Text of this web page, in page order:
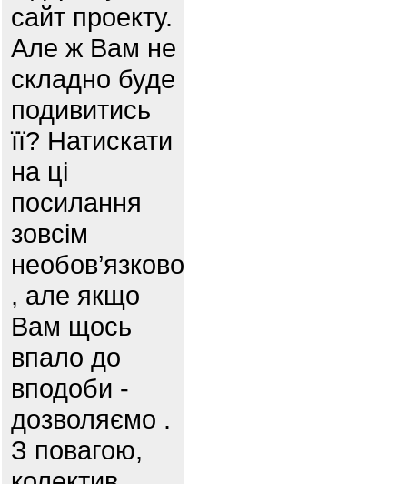
сайт проекту.
Але ж Вам не
складно буде
подивитись
її? Натискати
на ці
посилання
зовсім
необов’язково
, але якщо
Вам щось
впало до
вподоби -
дозволяємо .
З повагою,